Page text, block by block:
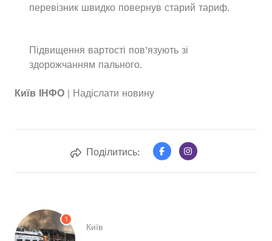
перевізник швидко повернув старий тариф.
Підвищення вартості пов’язують зі
здорожчанням пального.
Київ ІНФО | Надіслати новину
Поділитись:
1
Київ